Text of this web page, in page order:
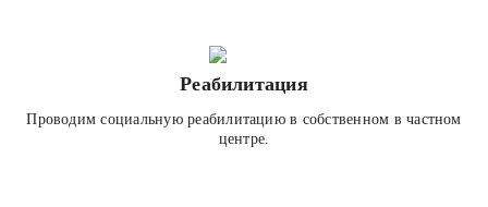
Реабилитация
Проводим социальную реабилитацию в собственном в частном
центре.